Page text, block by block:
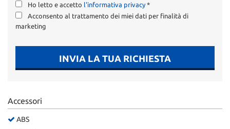
Ho letto e accetto l'informativa privacy*
Acconsento al trattamento dei miei dati per finalità di
marketing
INVIA LA TUA RICHIESTA
Accessori
ABS